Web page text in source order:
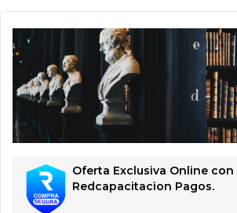
Oferta Exclusiva Online con
Redcapacitacion Pagos.